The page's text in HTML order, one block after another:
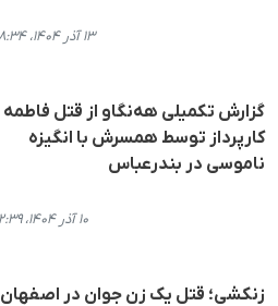
۱۳ آذر ۱۴۰۴، ۱۸:۳۴
گزارش تکمیلی هه‌نگاو از قتل فاطمە
کارپرداز توسط همسرش با انگیزە
ناموسی در بندرعباس
۱۰ آذر ۱۴۰۴، ۱۲:۳۹
زنکشی؛ قتل یک زن جوان در اصفهان